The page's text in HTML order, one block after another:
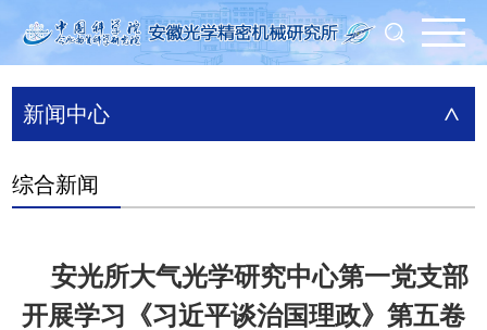
新闻中心 >
综合新闻
安光所大气光学研究中心第一党支部
开展学习《习近平谈治国理政》第五卷